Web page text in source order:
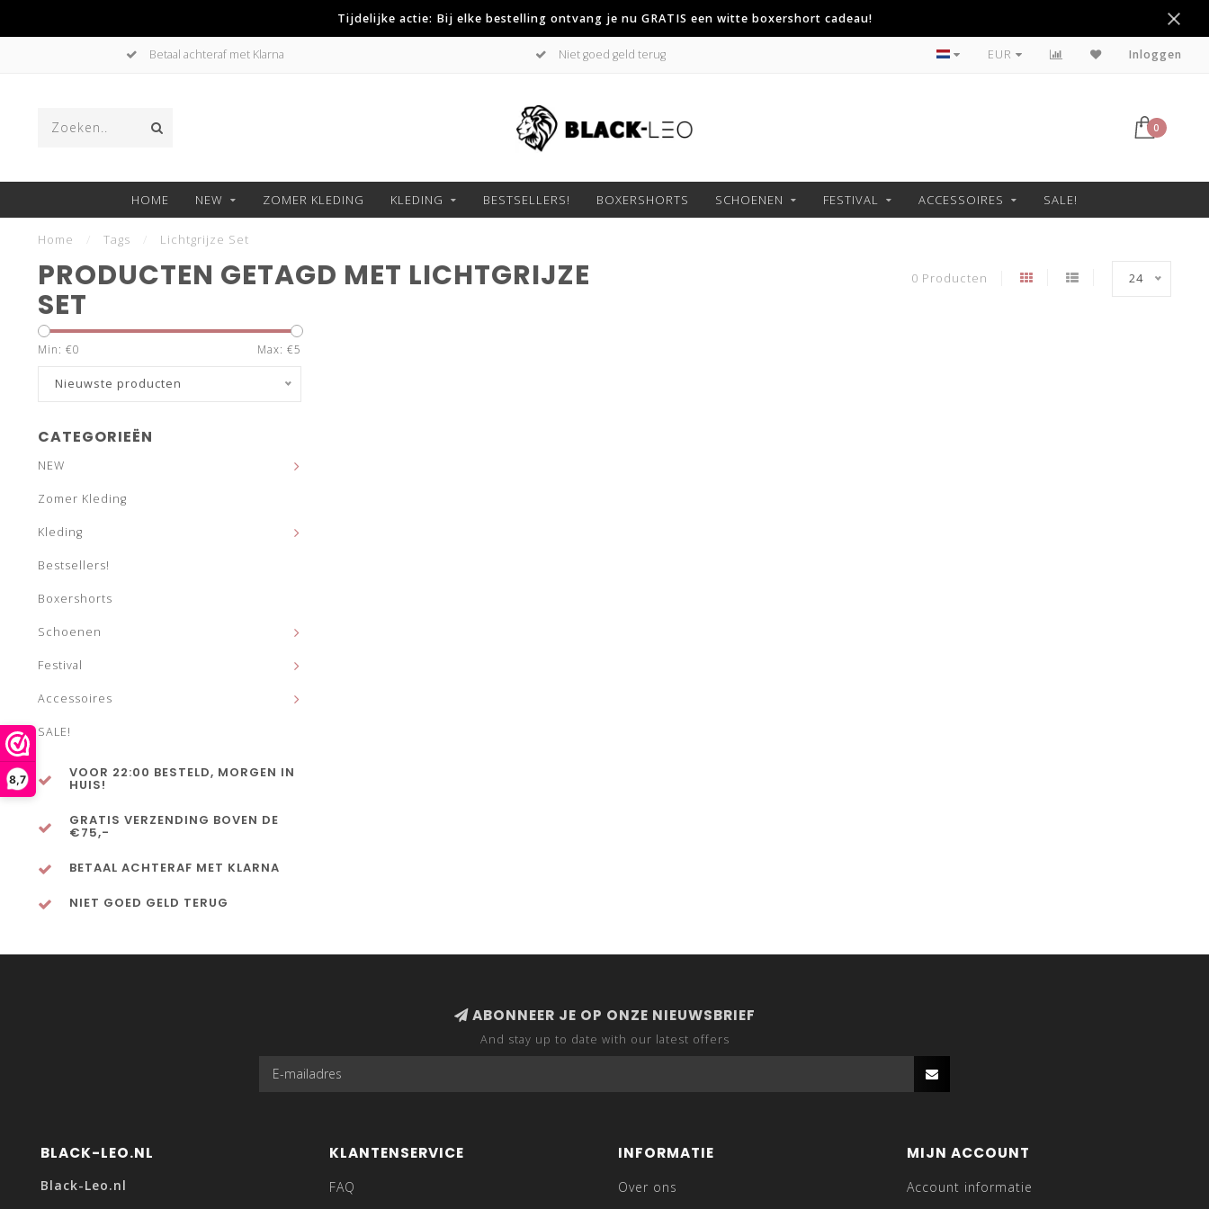
8,7
Tijdelijke actie: Bij elke bestelling ontvang je nu GRATIS een witte boxershort cadeau!
Betaal achteraf met Klarna Niet goed geld terug Voor 22:00 besteld, morgen in huis!
EUR Inloggen
0
HOME NEW ZOMER KLEDING KLEDING BESTSELLERS! BOXERSHORTS SCHOENEN FESTIVAL ACCESSOIRES SALE!
Home Tags Lichtgrijze Set
PRODUCTEN GETAGD MET LICHTGRIJZE
SET
0 Producten 24
Min: €0 Max: €5
Nieuwste producten
CATEGORIEËN
NEW
Zomer Kleding
Kleding
Bestsellers!
Boxershorts
Schoenen
Festival
Accessoires
SALE!
VOOR 22:00 BESTELD, MORGEN IN
HUIS!
GRATIS VERZENDING BOVEN DE
€75,-
BETAAL ACHTERAF MET KLARNA
NIET GOED GELD TERUG
ABONNEER JE OP ONZE NIEUWSBRIEF
And stay up to date with our latest offers
BLACK-LEO.NL
Black-Leo.nl
KLANTENSERVICE
FAQ
INFORMATIE
Over ons
MIJN ACCOUNT
Account informatie